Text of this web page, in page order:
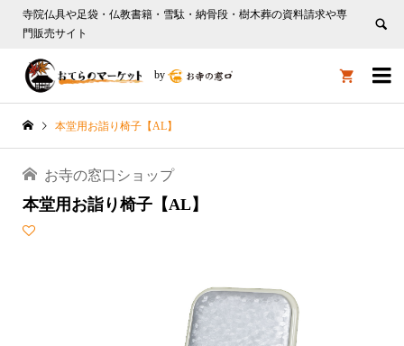
寺院仏具や足袋・仏教書籍・雪駄・納骨段・樹木葬の資料請求や専
門販売サイト

by 
本堂用お詣り椅子【AL】
お寺の窓口ショップ
本堂用お詣り椅子【AL】